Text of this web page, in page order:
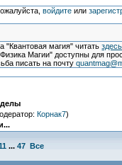
войдитеили
"Квантовая магия" читатьздесь
Магии" доступны для
писать на почту
Корнак7)
... 47 Все